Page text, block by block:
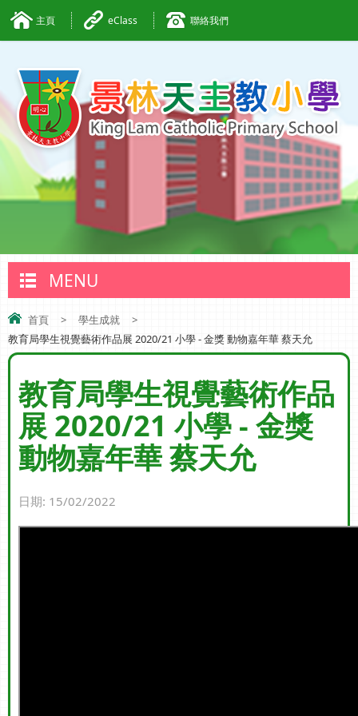
主頁 eClass 聯絡我們
MENU
首頁 > 學生成就
>
教育局學生視覺藝術作品展 2020/21 小學 - 金獎 動物嘉年華 蔡天允
教育局學生視覺藝術作品
展 2020/21 小學 - 金獎
動物嘉年華 蔡天允
日期: 15/02/2022